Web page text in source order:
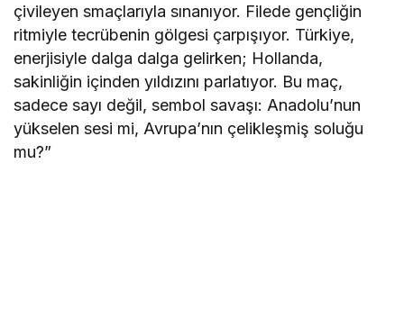
çivileyen smaçlarıyla sınanıyor. Filede gençliğin
ritmiyle tecrübenin gölgesi çarpışıyor. Türkiye,
enerjisiyle dalga dalga gelirken; Hollanda,
sakinliğin içinden yıldızını parlatıyor. Bu maç,
sadece sayı değil, sembol savaşı: Anadolu’nun
yükselen sesi mi, Avrupa’nın çelikleşmiş soluğu
mu?”